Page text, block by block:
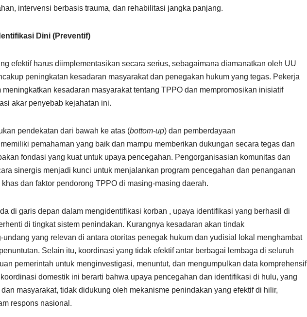
intervensi berbasis trauma, dan rehabilitasi jangka panjang.
Dini (Preventif)
efektif harus diimplementasikan secara serius, sebagaimana diamanatkan oleh UU
peningkatan kesadaran masyarakat dan penegakan hukum yang tegas. Pekerja
kesadaran masyarakat tentang TPPO dan mempromosikan inisiatif
akar penyebab kejahatan ini.
pendekatan dari bawah ke atas (bottom-up) dan pemberdayaan
pemahaman yang baik dan mampu memberikan dukungan secara tegas dan
fondasi yang kuat untuk upaya pencegahan. Pengorganisasian komunitas dan
sinergis menjadi kunci untuk menjalankan program pencegahan dan penanganan
dan faktor pendorong TPPO di masing-masing daerah.
di garis depan dalam mengidentifikasi korban , upaya identifikasi yang berhasil di
di tingkat sistem penindakan. Kurangnya kesadaran akan tindak
undang yang relevan di antara otoritas penegak hukum dan yudisial lokal menghambat
Selain itu, koordinasi yang tidak efektif antar berbagai lembaga di seluruh
pemerintah untuk menginvestigasi, menuntut, dan mengumpulkan data komprehensif
domestik ini berarti bahwa upaya pencegahan dan identifikasi di hulu, yang
masyarakat, tidak didukung oleh mekanisme penindakan yang efektif di hilir,
respons nasional.